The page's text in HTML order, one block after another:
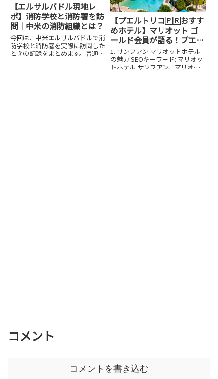
【エルサルバドル現地レ
ポ】消防学校と消防署を訪
問｜中米の消防組織とは？
今回は、中米エルサルバドルで消
防学校と消防署を実際に訪問した
ときの記録をまとめます。普通の
【プエルトリコ🇵🇷おすす
めホテル】マリオット ゴ
ールド会員が語る！プエル
トリコ・サンフアン マリ
オットホテル滞在記
1. サンフアン マリオットホテル
の魅力 SEOキーワード: マリオッ
トホテル サンフアン、マリオッ
コメント
コメントを書き込む